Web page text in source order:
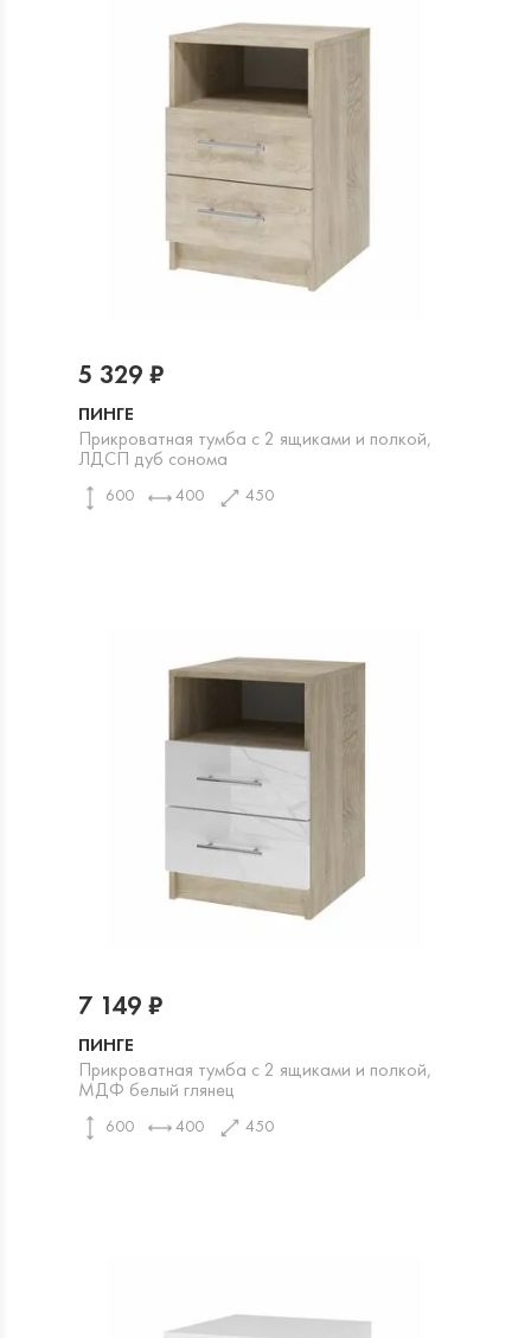
ПИНГЕ
Прикроватная тумба с 2 ящиками и полкой,
ЛДСП дуб сонома
600 400 450
5 329 ₽
ПИНГЕ
Прикроватная тумба с 2 ящиками и полкой,
МДФ белый глянец
600 400 450
7 149 ₽